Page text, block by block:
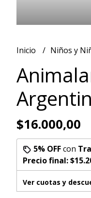
Inicio Niños y
$16.000,00
5% OFFcon
Precio final:
Ver cuotas y